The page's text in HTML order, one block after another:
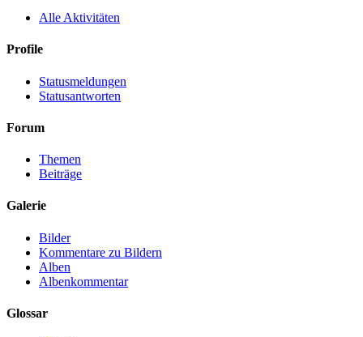
Alle Aktivitäten
Profile
Statusmeldungen
Statusantworten
Forum
Themen
Beiträge
Galerie
Bilder
Kommentare zu Bildern
Alben
Albenkommentar
Glossar